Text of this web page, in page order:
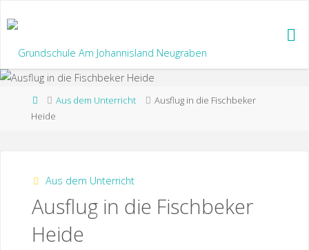
Inhalt
StartAus dem Unterricht
Ausflug in die Fischbeker
Heide
Aus dem Unterricht
Ausflug in die Fischbeker
Heide